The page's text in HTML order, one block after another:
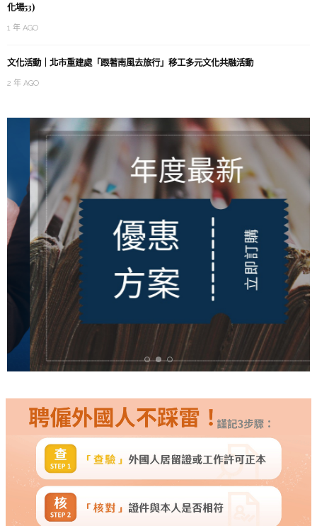
化場53)
1 年 AGO
文化活動｜北市重建處「跟著南風去旅行」移工多元文化共融活動
2 年 AGO